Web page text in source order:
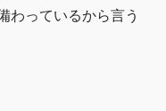
わっているから言う